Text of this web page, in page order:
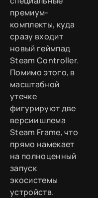
премиум-
комплекты, куда
сразу входит
новый геймпад
Steam Controller.
Помимо этого, в
масштабной
утечке
фигурируют две
версии шлема
Steam Frame, что
прямо намекает
на полноценный
запуск
экосистемы
устройств.